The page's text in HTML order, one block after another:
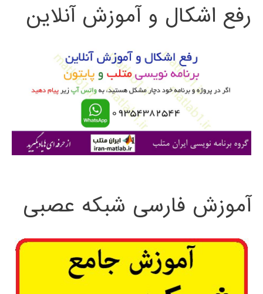
ج
ی
رفع اشکال و آموزش آنلاین
آموزش فارسی شبکه عصبی